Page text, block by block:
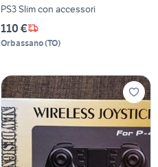
PS3 Slim con accessori
110 €
Orbassano(TO)